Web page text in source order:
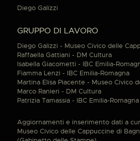
Diego Galizzi
GRUPPO DI LAVORO
Diego Galizzi - Museo Civico delle
Raffaella Gattiani - DM Cultura
Isabella Giacometti - IBC Emilia-
Fiamma Lenzi - IBC Emilia-Romagna
Martina Elisa Piacente - Museo Civico
Marco Ranieri - DM Cultura
Patrizia Tamassia - IBC Emilia-Romagna
Aggiornamenti e inserimento dati a
Museo Civico delle Cappuccine di